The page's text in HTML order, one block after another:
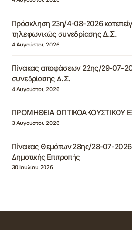
Πρόσκληση 23η/4-08-2026
τηλεφωνικώς συνεδρίασης Δ.Σ.
4 Αυγούστου 2026
Πίνακας αποφάσεων 22ης/29-07-
συνεδρίασης Δ.Σ.
4 Αυγούστου 2026
ΠΡΟΜΗΘΕΙΑ ΟΠΤΙΚΟΑΚΟΥΣΤΙΚΟΥ
3 Αυγούστου 2026
Πίνακας Θεμάτων 28ης/28-07-2026
Δημοτικής Επιτροπής
30 Ιουλίου 2026